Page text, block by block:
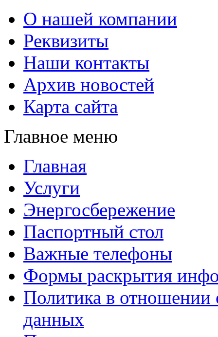
О нашей компании
Реквизиты
Наши контакты
Архив новостей
Карта сайта
Главное меню
Главная
Услуги
Энергосбережение
Паспортный стол
Важные телефоны
Формы раскрытия
Политика в отношении
данных